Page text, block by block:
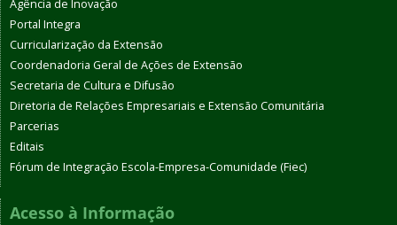
Agência de Inovação
Portal Integra
Curricularização da Extensão
Coordenadoria Geral de Ações de Extensão
Secretaria de Cultura e Difusão
Diretoria de Relações Empresariais e Extensão Comunitária
Parcerias
Editais
Fórum de Integração Escola-Empresa-Comunidade (Fiec)
Acesso à Informação